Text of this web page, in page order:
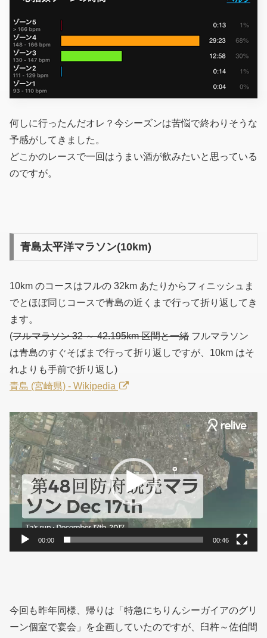
何しに行ったんだオレ？今シーズンは苦悩で終わりそうな
予感がしてきました。
どこかのレースで一回はうまい酒が飲みたいと思っている
のですが。
青島太平洋マラソン(10km)
10km のコースはフルの 32km あたりからフィニッシュま
でとほぼ同じコースで青島の近くまで行って折り返してき
ます。
(フルマラソン 32 ～ 42.195km 区間と一緒 フルマラソン
は青島のすぐそばまで行って折り返しですが、10km はそ
れよりも手前で折り返し)
青島 (宮崎県) - Wikipedia
動
画
プ
レ
ー
ヤ
00:00 00:46
今回も昨年同様、帰りは「特急にちりんシーガイアのグリ
ーン個室で宴会」を企画していたのですが、臼杵～佐伯間